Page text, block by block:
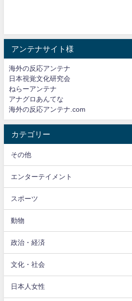
アンテナサイト様
海外の反応アンテナ
日本視覚文化研究会
ねらーアンテナ
アナグロあんてな
海外の反応アンテナ.com
カテゴリー
その他
エンターテイメント
スポーツ
動物
政治・経済
文化・社会
日本人女性